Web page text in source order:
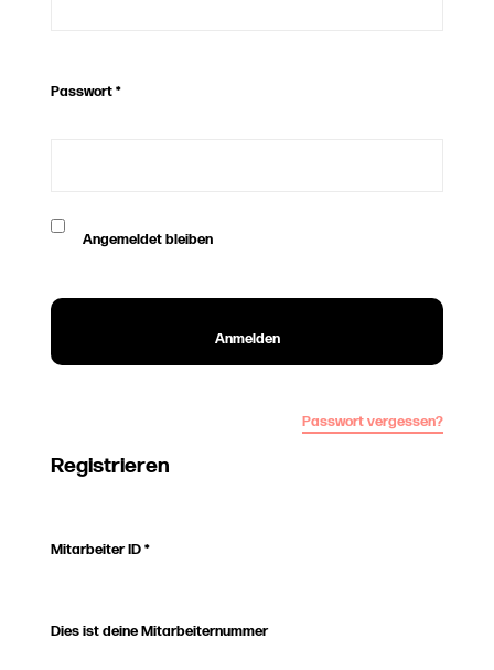
Passwort*
Angemeldet bleiben
Anmelden
Passwort vergessen?
Registrieren
Mitarbeiter ID*
Dies ist deine Mitarbeiternummer